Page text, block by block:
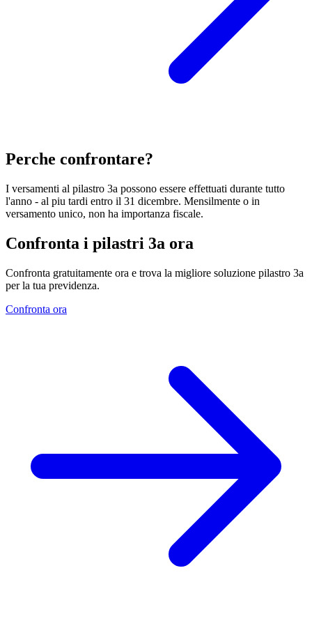
Perche confrontare?
I versamenti al pilastro 3a possono essere effettuati durante tutto
l'anno - al piu tardi entro il 31 dicembre. Mensilmente o in
versamento unico, non ha importanza fiscale.
Confronta i pilastri 3a ora
Confronta gratuitamente ora e trova la migliore soluzione pilastro 3a
per la tua previdenza.
Confronta ora